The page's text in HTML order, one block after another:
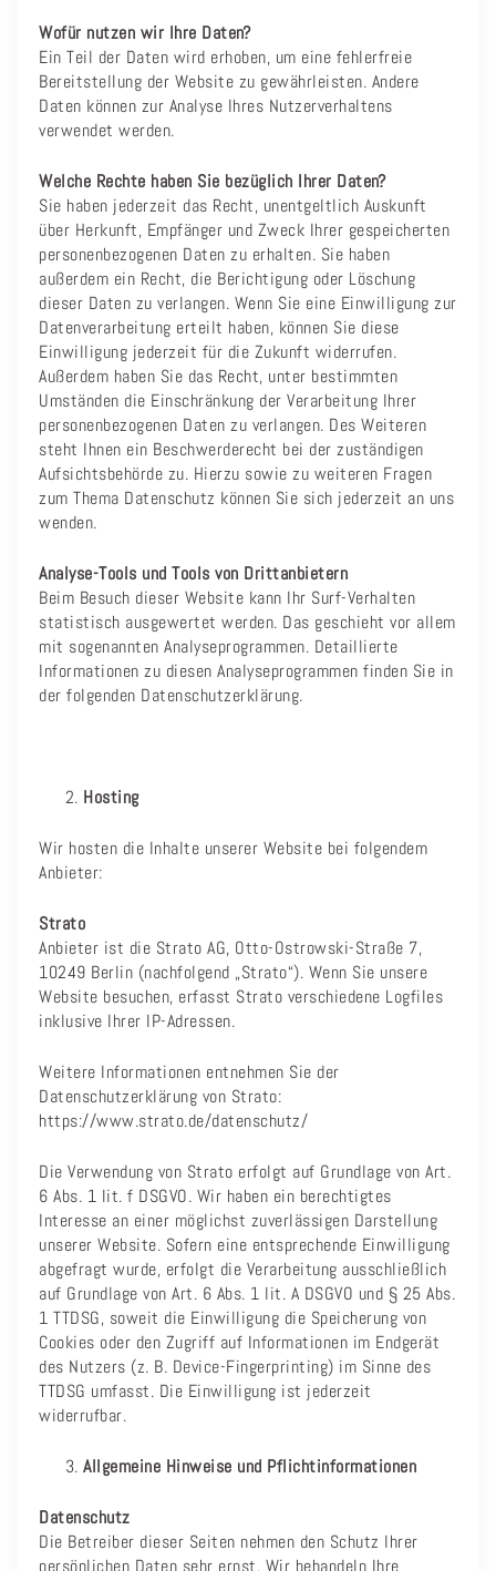
Wofür nutzen wir Ihre Daten?
Ein Teil der Daten wird erhoben, um eine fehlerfreie
Bereitstellung der Website zu gewährleisten. Andere
Daten können zur Analyse Ihres Nutzerverhaltens
verwendet werden.
Welche Rechte haben Sie bezüglich Ihrer Daten?
Sie haben jederzeit das Recht, unentgeltlich Auskunft
über Herkunft, Empfänger und Zweck Ihrer gespeicherten
personenbezogenen Daten zu erhalten. Sie haben
außerdem ein Recht, die Berichtigung oder Löschung
dieser Daten zu verlangen. Wenn Sie eine Einwilligung zur
Datenverarbeitung erteilt haben, können Sie diese
Einwilligung jederzeit für die Zukunft widerrufen.
Außerdem haben Sie das Recht, unter bestimmten
Umständen die Einschränkung der Verarbeitung Ihrer
personenbezogenen Daten zu verlangen. Des Weiteren
steht Ihnen ein Beschwerderecht bei der zuständigen
Aufsichtsbehörde zu. Hierzu sowie zu weiteren Fragen
zum Thema Datenschutz können Sie sich jederzeit an uns
wenden.
Analyse-Tools und Tools von Drittanbietern
Beim Besuch dieser Website kann Ihr Surf-Verhalten
statistisch ausgewertet werden. Das geschieht vor allem
mit sogenannten Analyseprogrammen. Detaillierte
Informationen zu diesen Analyseprogrammen finden Sie in
der folgenden Datenschutzerklärung.
Hosting
Wir hosten die Inhalte unserer Website bei folgendem
Anbieter:
Strato
Anbieter ist die Strato AG, Otto-Ostrowski-Straße 7,
10249 Berlin (nachfolgend „Strato“). Wenn Sie unsere
Website besuchen, erfasst Strato verschiedene Logfiles
inklusive Ihrer IP-Adressen.
Weitere Informationen entnehmen Sie der
Datenschutzerklärung von Strato:
https://www.strato.de/datenschutz/
Die Verwendung von Strato erfolgt auf Grundlage von Art.
6 Abs. 1 lit. f DSGVO. Wir haben ein berechtigtes
Interesse an einer möglichst zuverlässigen Darstellung
unserer Website. Sofern eine entsprechende Einwilligung
abgefragt wurde, erfolgt die Verarbeitung ausschließlich
auf Grundlage von Art. 6 Abs. 1 lit. A DSGVO und § 25 Abs.
1 TTDSG, soweit die Einwilligung die Speicherung von
Cookies oder den Zugriff auf Informationen im Endgerät
des Nutzers (z. B. Device-Fingerprinting) im Sinne des
TTDSG umfasst. Die Einwilligung ist jederzeit
widerrufbar.
Allgemeine Hinweise und Pflichtinformationen
Datenschutz
Die Betreiber dieser Seiten nehmen den Schutz Ihrer
persönlichen Daten sehr ernst. Wir behandeln Ihre